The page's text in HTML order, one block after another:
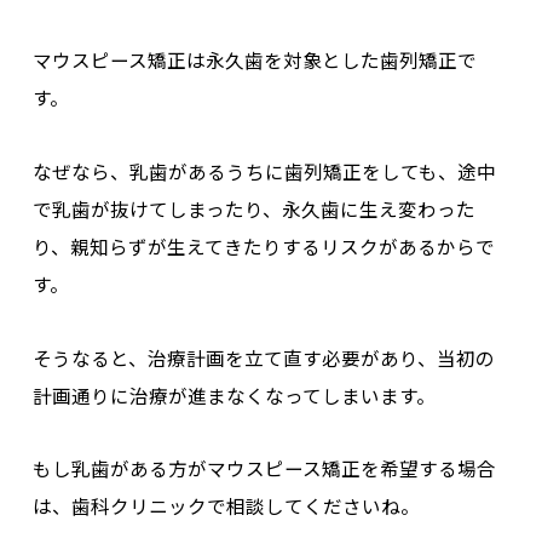
マウスピース矯正は永久歯を対象とした歯列矯正で
す。
なぜなら、乳歯があるうちに歯列矯正をしても、 途中
で乳歯が抜けてしまったり、永久歯に生え変わった
り、親知らずが生えてきたり するリスクがあるからで
す。
そうなると、治療計画を立て直す必要があり、当初の
計画通りに治療が進まなくなってしまいます。
もし乳歯がある方がマウスピース矯正を希望する場合
は、歯科クリニックで相談してくださいね。